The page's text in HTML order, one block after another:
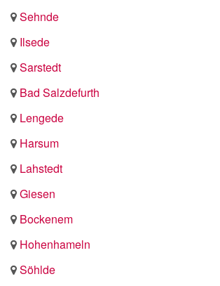
Sehnde
Ilsede
Sarstedt
Bad Salzdefurth
Lengede
Harsum
Lahstedt
Giesen
Bockenem
Hohenhameln
Söhlde